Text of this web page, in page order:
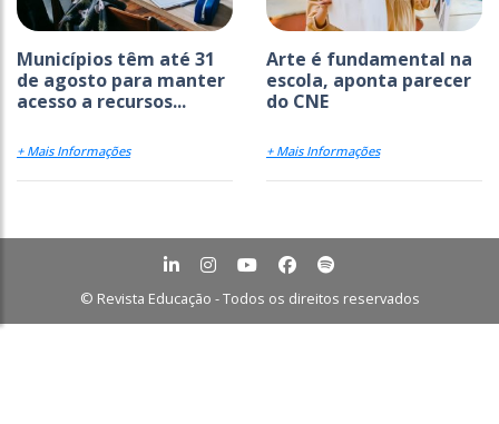
Municípios têm até 31
de agosto para manter
acesso a recursos...
+ Mais Informações
Arte é fundamental na
escola, aponta parecer
do CNE
+ Mais Informações
© Revista Educação - Todos os direitos reservados